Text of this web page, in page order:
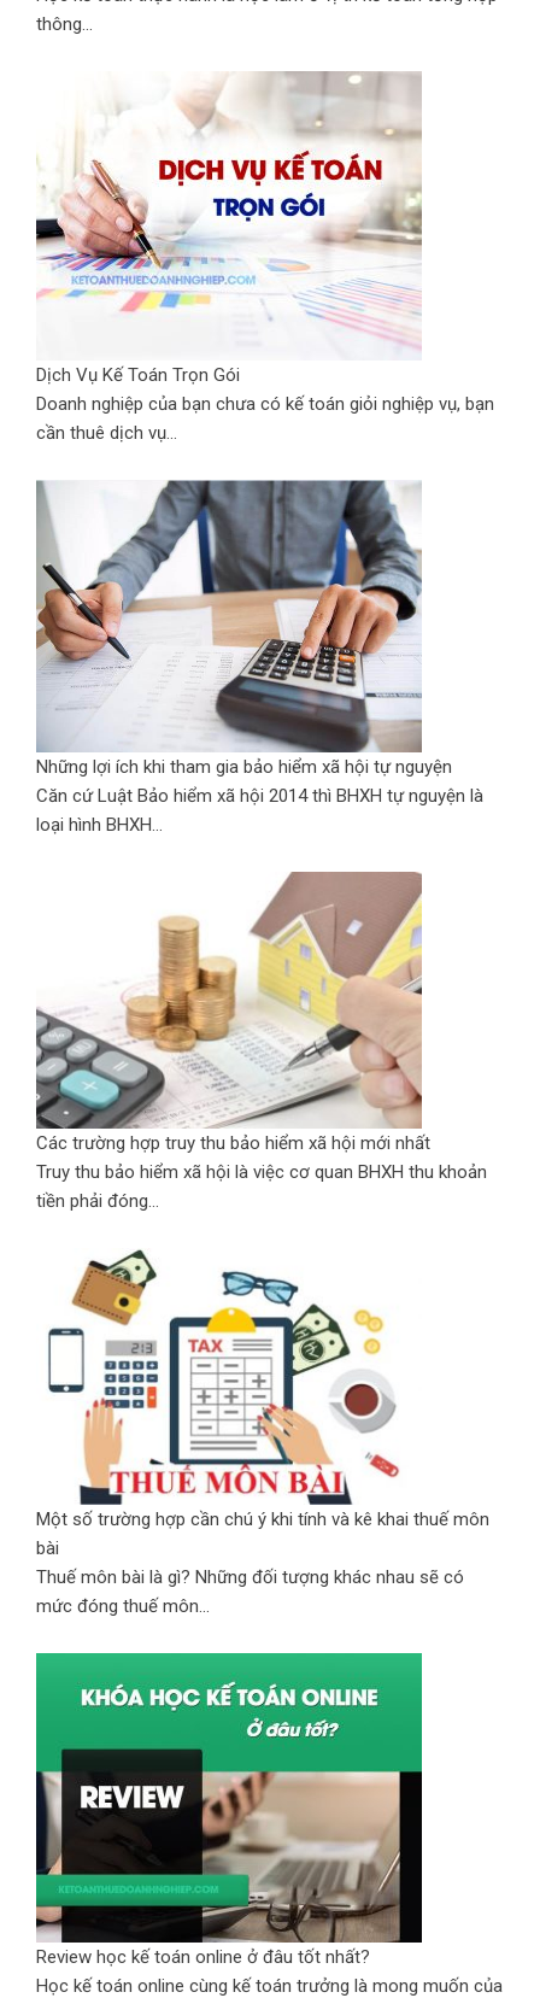
thông...
Dịch Vụ Kế Toán Trọn Gói
Doanh nghiệp của bạn chưa có kế toán giỏi nghiệp vụ, bạn
cần thuê dịch vụ...
Những lợi ích khi tham gia bảo hiểm xã hội tự nguyện
Căn cứ Luật Bảo hiểm xã hội 2014 thì BHXH tự nguyện là
loại hình BHXH...
Các trường hợp truy thu bảo hiểm xã hội mới nhất
Truy thu bảo hiểm xã hội là việc cơ quan BHXH thu khoản
tiền phải đóng...
Một số trường hợp cần chú ý khi tính và kê khai thuế môn
bài
Thuế môn bài là gì? Những đối tượng khác nhau sẽ có
mức đóng thuế môn...
Review học kế toán online ở đâu tốt nhất?
Học kế toán online cùng kế toán trưởng là mong muốn của